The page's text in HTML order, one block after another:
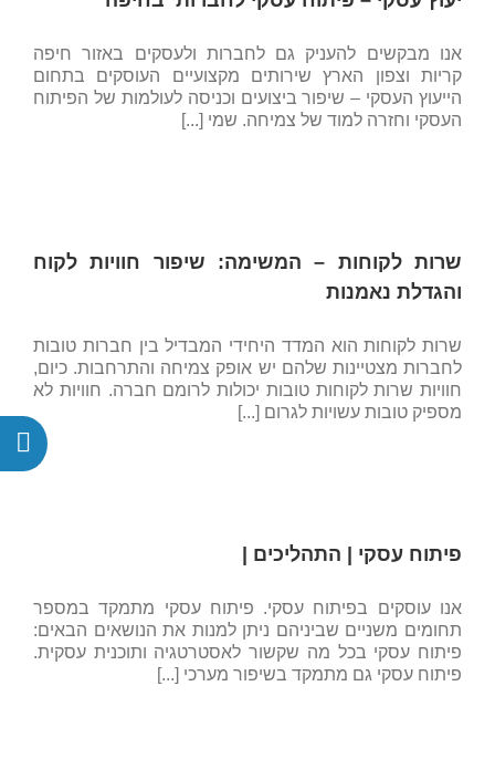
אנו מבקשים להעניק גם לחברות ולעסקים באזור חיפה
קריות וצפון הארץ שירותים מקצועיים העוסקים בתחום
הייעוץ העסקי – שיפור ביצועים וכניסה לעולמות של הפיתוח
העסקי וחזרה למוד של צמיחה. שמי [...]
שרות לקוחות – המשימה: שיפור חוויות לקוח
והגדלת נאמנות
שרות לקוחות הוא המדד היחידי המבדיל בין חברות טובות
לחברות מצטיינות שלהם יש אופק צמיחה והתרחבות. כיום,
חוויות שרות לקוחות טובות יכולות לרומם חברה. חוויות לא
מספיק טובות עשויות לגרום [...]
פיתוח עסקי | התהליכים |
אנו עוסקים בפיתוח עסקי. פיתוח עסקי מתמקד במספר
תחומים משניים שביניהם ניתן למנות את הנושאים הבאים:
פיתוח עסקי בכל מה שקשור לאסטרטגיה ותוכנית עסקית.
פיתוח עסקי גם מתמקד בשיפור מערכי [...]